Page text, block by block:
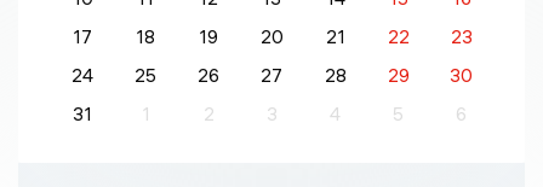
17
18 19 20 21 22
23
24
25 26 27 28 29
30
31
1 2 3 4 5 6